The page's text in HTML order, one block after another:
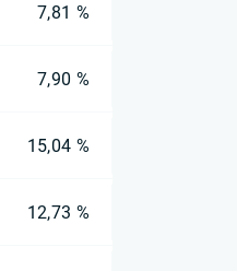
7,81 %
7,90 %
15,04 %
12,73 %